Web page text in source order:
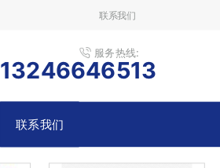
联系我们
服务热线:
13246646513
联系我们